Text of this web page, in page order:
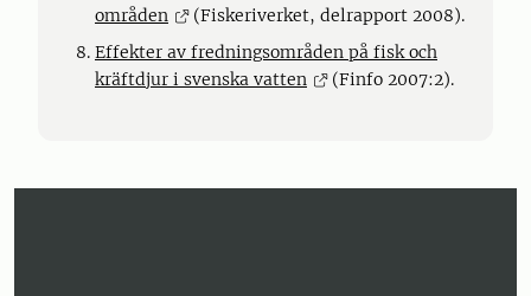
områden
(Fiskeriverket, delrapport 2008).
Effekter av fredningsområden på fisk och
kräftdjur i svenska vatten
(Finfo 2007:2).